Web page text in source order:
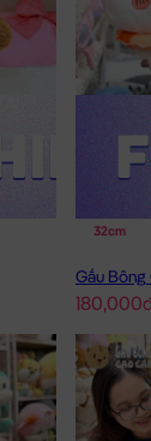
32cm
Gấu